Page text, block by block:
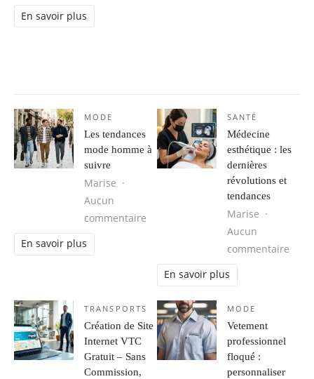
En savoir plus
MODE
Les tendances
mode homme à
suivre
Marise
Aucun
commentaire sur Les tendances mode homme à
En savoir plus
SANTÉ
Médecine
esthétique : les
dernières
révolutions et
tendances
Marise
Aucun
commentaire
En savoir plus
TRANSPORTS
Création de Site
Internet VTC
Gratuit – Sans
Commission,
MODE
Vetement
professionnel
floqué :
personnaliser